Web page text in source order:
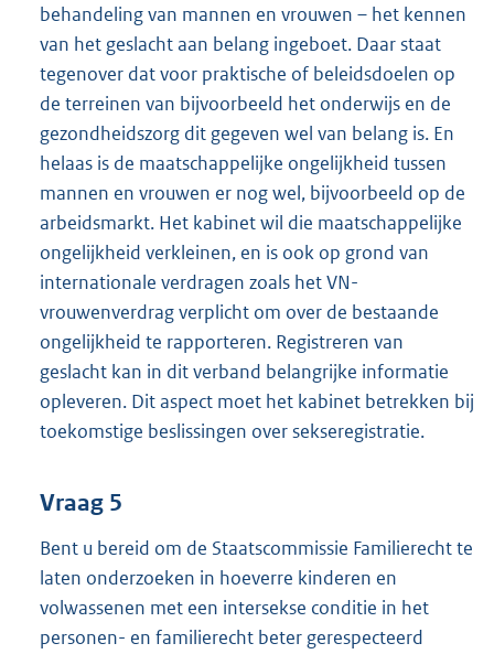
behandeling van mannen en vrouwen – het kennen
van het geslacht aan belang ingeboet. Daar staat
tegenover dat voor praktische of beleidsdoelen op
de terreinen van bijvoorbeeld het onderwijs en de
gezondheidszorg dit gegeven wel van belang is. En
helaas is de maatschappelijke ongelijkheid tussen
mannen en vrouwen er nog wel, bijvoorbeeld op de
arbeidsmarkt. Het kabinet wil die maatschappelijke
ongelijkheid verkleinen, en is ook op grond van
internationale verdragen zoals het VN-
vrouwenverdrag verplicht om over de bestaande
ongelijkheid te rapporteren. Registreren van
geslacht kan in dit verband belangrijke informatie
opleveren. Dit aspect moet het kabinet betrekken bij
toekomstige beslissingen over sekseregistratie.
Vraag 5
Bent u bereid om de Staatscommissie Familierecht te
laten onderzoeken in hoeverre kinderen en
volwassenen met een intersekse conditie in het
personen- en familierecht beter gerespecteerd